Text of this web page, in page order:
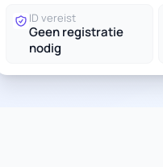
ID vereist
Geen registratie
nodig